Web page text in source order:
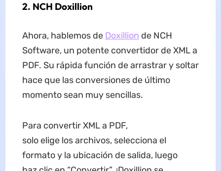
2. NCH Doxillion
Ahora, hablemos de Doxillion de NCH
Software, un potente convertidor de XML a
PDF. Su rápida función de arrastrar y soltar
hace que las conversiones de último
momento sean muy sencillas.
Para convertir XML a PDF,
solo elige los archivos, selecciona el
formato y la ubicación de salida, luego